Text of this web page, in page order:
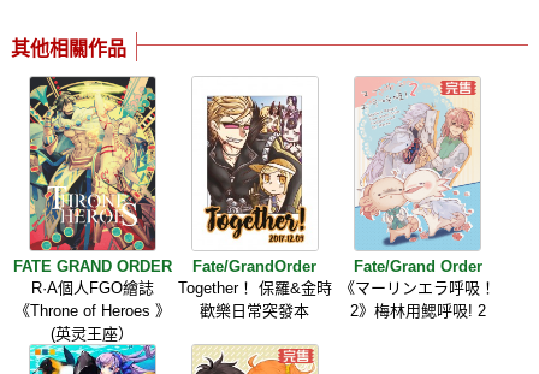
其他相關作品
FATE GRAND ORDER
R·A個人FGO繪誌
《Throne of Heroes 》
(英灵王座）
Fate/GrandOrder
Together！ 保羅&金時
歡樂日常突發本
Fate/Grand Order
《マーリンエラ呼吸！
2》梅林用鰓呼吸! 2